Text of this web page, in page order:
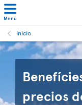
Menú
Inicio
precios